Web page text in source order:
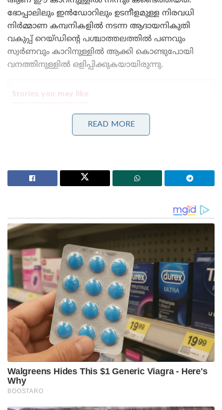
ഭോപ്പാലിലും ഇൻഡോറിലും ഉടനീളമുള്ള നിരവധി
നിർമ്മാണ കമ്പനികളിൽ നടന്ന ആദായനികുതി
വകുപ്പ് റെയ്ഡിൻ്റെ പശ്ചാത്തലത്തിൽ പണവും
സ്വർണവും കാറിനുള്ളിൽ ആക്കി കൊണ്ടുപോയി
വനത്തിനുള്ളിൽ ഒളിപ്പിക്കുകയായിരുന്നു.
Stories you may like
3.25 ലക്ഷം കോടിയുടെ മെഗാ കരാർ; 94 റഫാൽ
യുദ്ധവിമാനങ്ങൾ ഇന്ത്യയിൽ നിർമ്മിക്കും,
ഫ്രാൻസിന്റെ വൻ ഓഫർ
വെള്ളിയാഴ്ച പുലർച്ചെ ആദായനികുതി വകുപ്പ്
ഉദ്യോഗസ്ഥരും നൂറോളം പോലീസുകാർ അടങ്ങുന്ന
സംഘവും ചേർന്ന് നടത്തിയ തിരച്ചിലിൽ മെൻഡോറി
ഗ്രാമത്തിന് സമീപത്തെ വനത്തിൽ നിന്നും ഇന്നോവ
കാർ കണ്ടെടുക്കുകയായിരുന്നു. വാഹനത്തിന്റെ
ലോക്ക് തകർത്ത് ഉള്ളിൽ പരിശോധിച്ചപ്പോൾ 52
കിലോ സ്വർണവും 9.86 കോടി രൂപയും ആണ്
കണ്ടെടുക്കാൻ കഴിഞ്ഞത്.
Tags: bhopal money and gold found in innova
READ MORE